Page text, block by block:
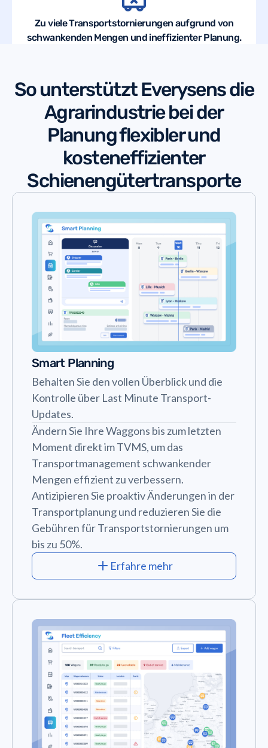
Zu viele Transportstornierungen aufgrund von
schwankenden Mengen und ineffizienter Planung.
So unterstützt Everysens die
Agrarindustrie bei der
Planung flexibler und
kosteneffizienter
Schienengütertransporte
Smart Planning
Behalten Sie den vollen Überblick und die
Kontrolle über Last Minute Transport-
Updates.
Ändern Sie Ihre Waggons bis zum letzten
Moment direkt im TVMS, um das
Transportmanagement schwankender
Mengen effizient zu verbessern.
Antizipieren Sie proaktiv Änderungen in der
Transportplanung und reduzieren Sie die
Gebühren für Transportstornierungen um
bis zu 50%.
Erfahre mehr